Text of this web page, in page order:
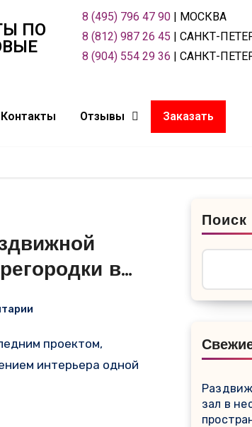
ПО
8 (495) 796 47 90| МОСКВА
8 (812) 987 26 45 | САНКТ-
8 (904) 554 29 36 | САНКТ-
Контакты Отзывы Заказать
в
городе
интерьера одной
Поиск
зал в